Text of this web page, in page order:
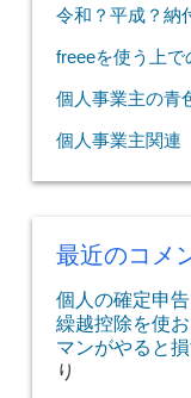
令和？平成？納
freeeを使う上で
個人事業主の青
個人事業主関連
最近のコメ
個人の確定申
繰越控除を使お
マンがやると
り